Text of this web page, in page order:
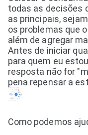
todas as decisões
as principais,
os problemas que
além de agregar
Antes de iniciar
para quem eu
resposta não for
pena repensar a
Como podemos